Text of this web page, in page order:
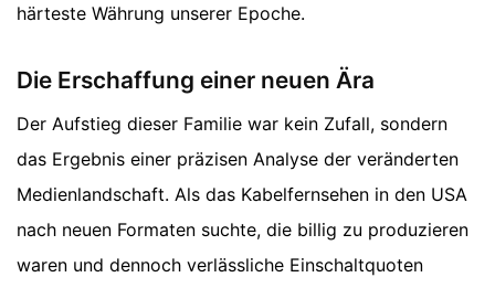
härteste Währung unserer Epoche.
Die Erschaffung einer neuen Ära
Der Aufstieg dieser Familie war kein Zufall, sondern
das Ergebnis einer präzisen Analyse der veränderten
Medienlandschaft. Als das Kabelfernsehen in den USA
nach neuen Formaten suchte, die billig zu produzieren
waren und dennoch verlässliche Einschaltquoten